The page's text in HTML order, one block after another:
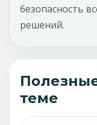
безопасность
решений.
теме